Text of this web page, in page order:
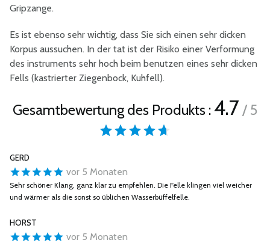
Gripzange.
Es ist ebenso sehr wichtig, dass Sie sich einen sehr dicken
Korpus aussuchen. In der tat ist der Risiko einer Verformung
des instruments sehr hoch beim benutzen eines sehr dicken
Fells (kastrierter Ziegenbock, Kuhfell).
Gesamtbewertung des Produkts :4.7/ 5
GERD
vor 5 Monaten
Sehr schöner Klang, ganz klar zu empfehlen. Die Felle klingen viel weicher
und wärmer als die sonst so üblichen Wasserbüffelfelle.
HORST
vor 5 Monaten